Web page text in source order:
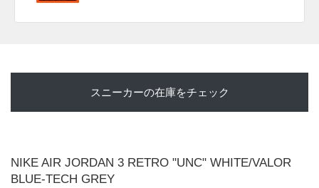
スニーカーの在庫をチェック
NIKE AIR JORDAN 3 RETRO "UNC" WHITE/VALOR
BLUE-TECH GREY